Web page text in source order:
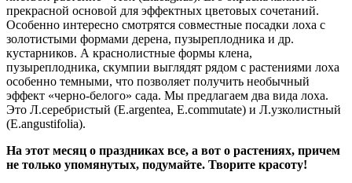
прекрасной основой для эффектных цветовых сочетаний.
Особенно интересно смотрятся совместные посадки лоха с
золотистыми формами дерена, пузыреплодника и др.
кустарников. А краснолистные формы клена,
пузыреплодника, скумпии выглядят рядом с растениями лоха
особенно темными, что позволяет получить необычный
эффект «черно-белого» сада. Мы предлагаем два вида лоха.
Это Л.серебристый (E.argentea, E.commutate) и Л.узколистный
(E.angustifolia).
На этот месяц о праздниках все, а вот о растениях, причем
не только упомянутых, подумайте. Творите красоту!